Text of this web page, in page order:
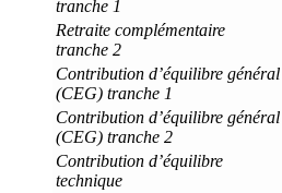
tranche 1
Retraite complémentaire
tranche 2
Contribution d’équilibre général
(CEG) tranche 1
Contribution d’équilibre général
(CEG) tranche 2
Contribution d’équilibre
technique